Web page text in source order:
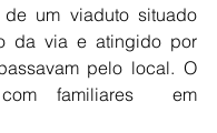
um viaduto situado
da via e atingido por
pelo local. O
familiares  em